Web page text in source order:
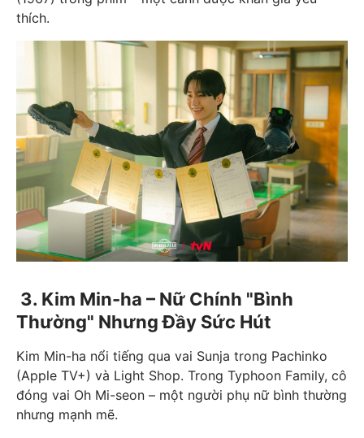
thích.
3. Kim Min-ha – Nữ Chính "Bình
Thường" Nhưng Đầy Sức Hút
Kim Min-ha nổi tiếng qua vai Sunja trong Pachinko
(Apple TV+) và Light Shop. Trong Typhoon Family, cô
đóng vai Oh Mi-seon – một người phụ nữ bình thường
nhưng mạnh mẽ.